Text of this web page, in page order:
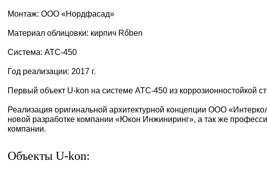
Монтаж: ООО «Нордфасад»
Материал облицовки: кирпич Rőben
Система: АТС-450
Год реализации: 2017 г.
Первый объект U-kon на системе АТС-450 из коррозионностойкой
Реализация оригинальной архитектурной концепции ООО
новой разработке компании «Юкон Инжиниринг», а так же
компании.
Объекты U-kon: